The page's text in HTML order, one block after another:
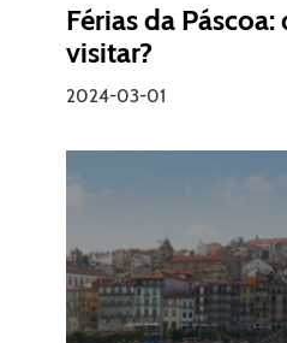
Férias da
visitar?
2024-03-01